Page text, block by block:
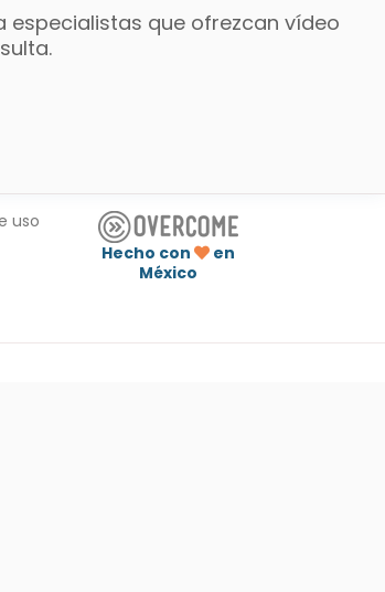
que ofrezcan vídeo
uso
Hecho con
en
México